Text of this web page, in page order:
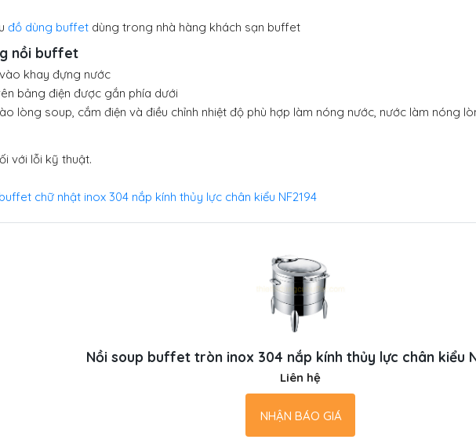
đồ dùng buffet dùng trong nhà hàng khách sạn buffet
nồi buffet
khay đựng nước
bảng điện được gắn phía dưới
lòng soup, cắm điện và điều chỉnh nhiệt độ phù hợp làm nóng nước, nước làm nóng
với lỗi kỹ thuật.
chữ nhật inox 304 nắp kính thủy lực chân kiểu NF2194
Nồi soup buffet tròn inox 304 nắp kính thủy lực chân kiểu
Liên hệ
NHẬN BÁO GIÁ